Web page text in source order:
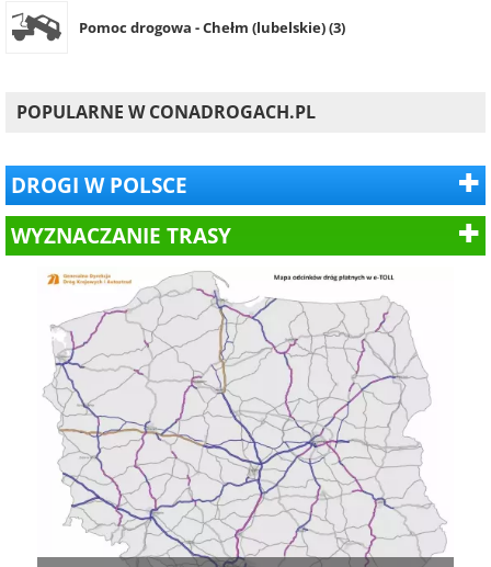
Pomoc drogowa - Chełm (lubelskie) (3)
POPULARNE W CONADROGACH.PL
DROGI W POLSCE
WYZNACZANIE TRASY